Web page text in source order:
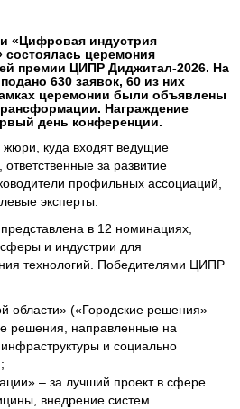
«Цифровая индустрия
церемония
премии ЦИПР Диджитал-2026. На
630 заявок, 60 из них
церемонии были объявлены
Награждение
день конференции.
куда входят ведущие
за развитие
профильных ассоциаций,
эксперты.
в 12 номинациях,
и индустрии для
технологий. Победителями ЦИПР
области» («Городские решения» –
решения, направленные на
инфраструктуры и социально
– за лучший проект в сфере
внедрение систем